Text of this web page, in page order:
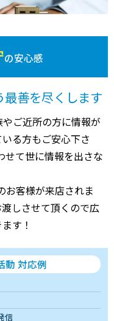
の安心感
善を尽くします
ご近所の方に情報が
る方もご安心下さ
せて世に情報を出さな
お客様が来店されま
しさせて頂くので広
す！
動 対応例
信